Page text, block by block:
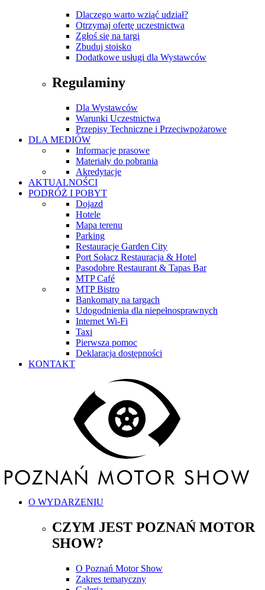
Dlaczego warto wziąć udział?
Otrzymaj ofertę uczestnictwa
Zgłoś się na targi
Zbuduj stoisko
Dodatkowe usługi dla Wystawców
Regulaminy
Dla Wystawców
Warunki Uczestnictwa
Przepisy Techniczne i Przeciwpożarowe
DLA MEDIÓW
Informacje prasowe
Materiały do pobrania
Akredytacje
AKTUALNOŚCI
PODRÓŻ I POBYT
Dojazd
Hotele
Mapa terenu
Parking
Restauracje Garden City
Port Sołacz Restauracja & Hotel
Pasodobre Restaurant & Tapas Bar
MTP Café
MTP Bistro
Bankomaty na targach
Udogodnienia dla niepełnosprawnych
Internet Wi-Fi
Taxi
Pierwsza pomoc
Deklaracja dostępności
KONTAKT
O WYDARZENIU
CZYM JEST POZNAŃ MOTOR
SHOW?
O Poznań Motor Show
Zakres tematyczny